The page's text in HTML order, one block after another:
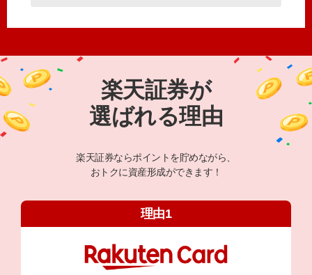
楽天証券が
選ばれる理由
楽天証券ならポイントを貯めながら、
おトクに資産形成ができます！
理由1